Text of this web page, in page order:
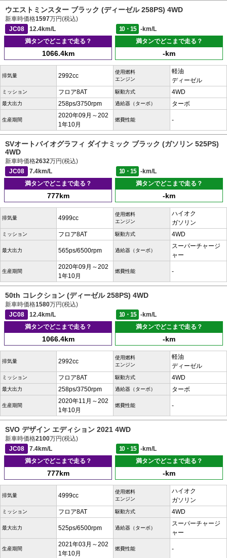
ウエストミンスター ブラック (ディーゼル 258PS) 4WD
新車時価格1597万円(税込)
JC08
12.4km/L 10・15
-km/L
満タンでどこまで走る？
1066.4km
満タンでどこまで走る？
-km
排気量 2992cc
使用燃料
エンジン
軽油
ディーゼル
ミッション フロア8AT 駆動方式 4WD
最大出力 258ps/3750rpm 過給器（ターボ） ターボ
生産期間
2020年09月～202
1年10月
燃費性能 -
SVオートバイオグラフィ ダイナミック ブラック (ガソリン 525PS)
4WD
新車時価格2632万円(税込)
JC08
7.4km/L 10・15
-km/L
満タンでどこまで走る？
777km
満タンでどこまで走る？
-km
排気量 4999cc
使用燃料
エンジン
ハイオク
ガソリン
ミッション フロア8AT 駆動方式 4WD
最大出力 565ps/6500rpm 過給器（ターボ）
スーパーチャージ
ャー
生産期間
2020年09月～202
1年10月
燃費性能 -
50th コレクション (ディーゼル 258PS) 4WD
新車時価格1580万円(税込)
JC08
12.4km/L 10・15
-km/L
満タンでどこまで走る？
1066.4km
満タンでどこまで走る？
-km
排気量 2992cc
使用燃料
エンジン
軽油
ディーゼル
ミッション フロア8AT 駆動方式 4WD
最大出力 258ps/3750rpm 過給器（ターボ） ターボ
生産期間
2020年11月～202
1年10月
燃費性能 -
SVO デザイン エディション 2021 4WD
新車時価格2100万円(税込)
JC08
7.4km/L 10・15
-km/L
満タンでどこまで走る？
777km
満タンでどこまで走る？
-km
排気量 4999cc
使用燃料
エンジン
ハイオク
ガソリン
ミッション フロア8AT 駆動方式 4WD
最大出力 525ps/6500rpm 過給器（ターボ）
スーパーチャージ
ャー
生産期間
2021年03月～202
1年10月
燃費性能 -